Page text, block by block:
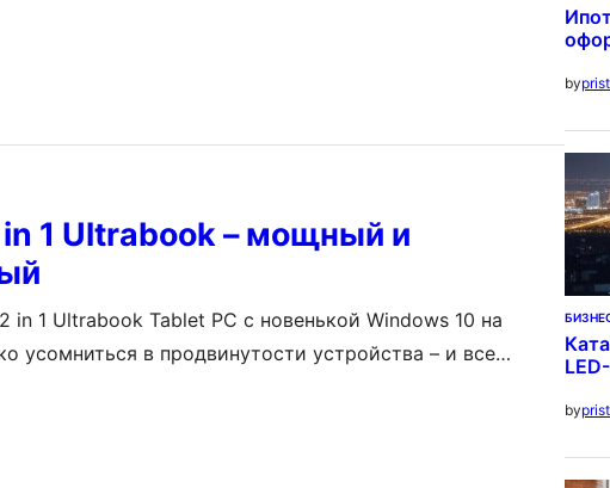
Современные телефоны догоняют по размерам
1 Ultrabook – мощный и
in 1 Ultrabook Tablet PC с новенькой Windows 10 на
усомниться в продвинутости устройства – и все
Визуально это увеличило ширину рамок и сделало
by
by